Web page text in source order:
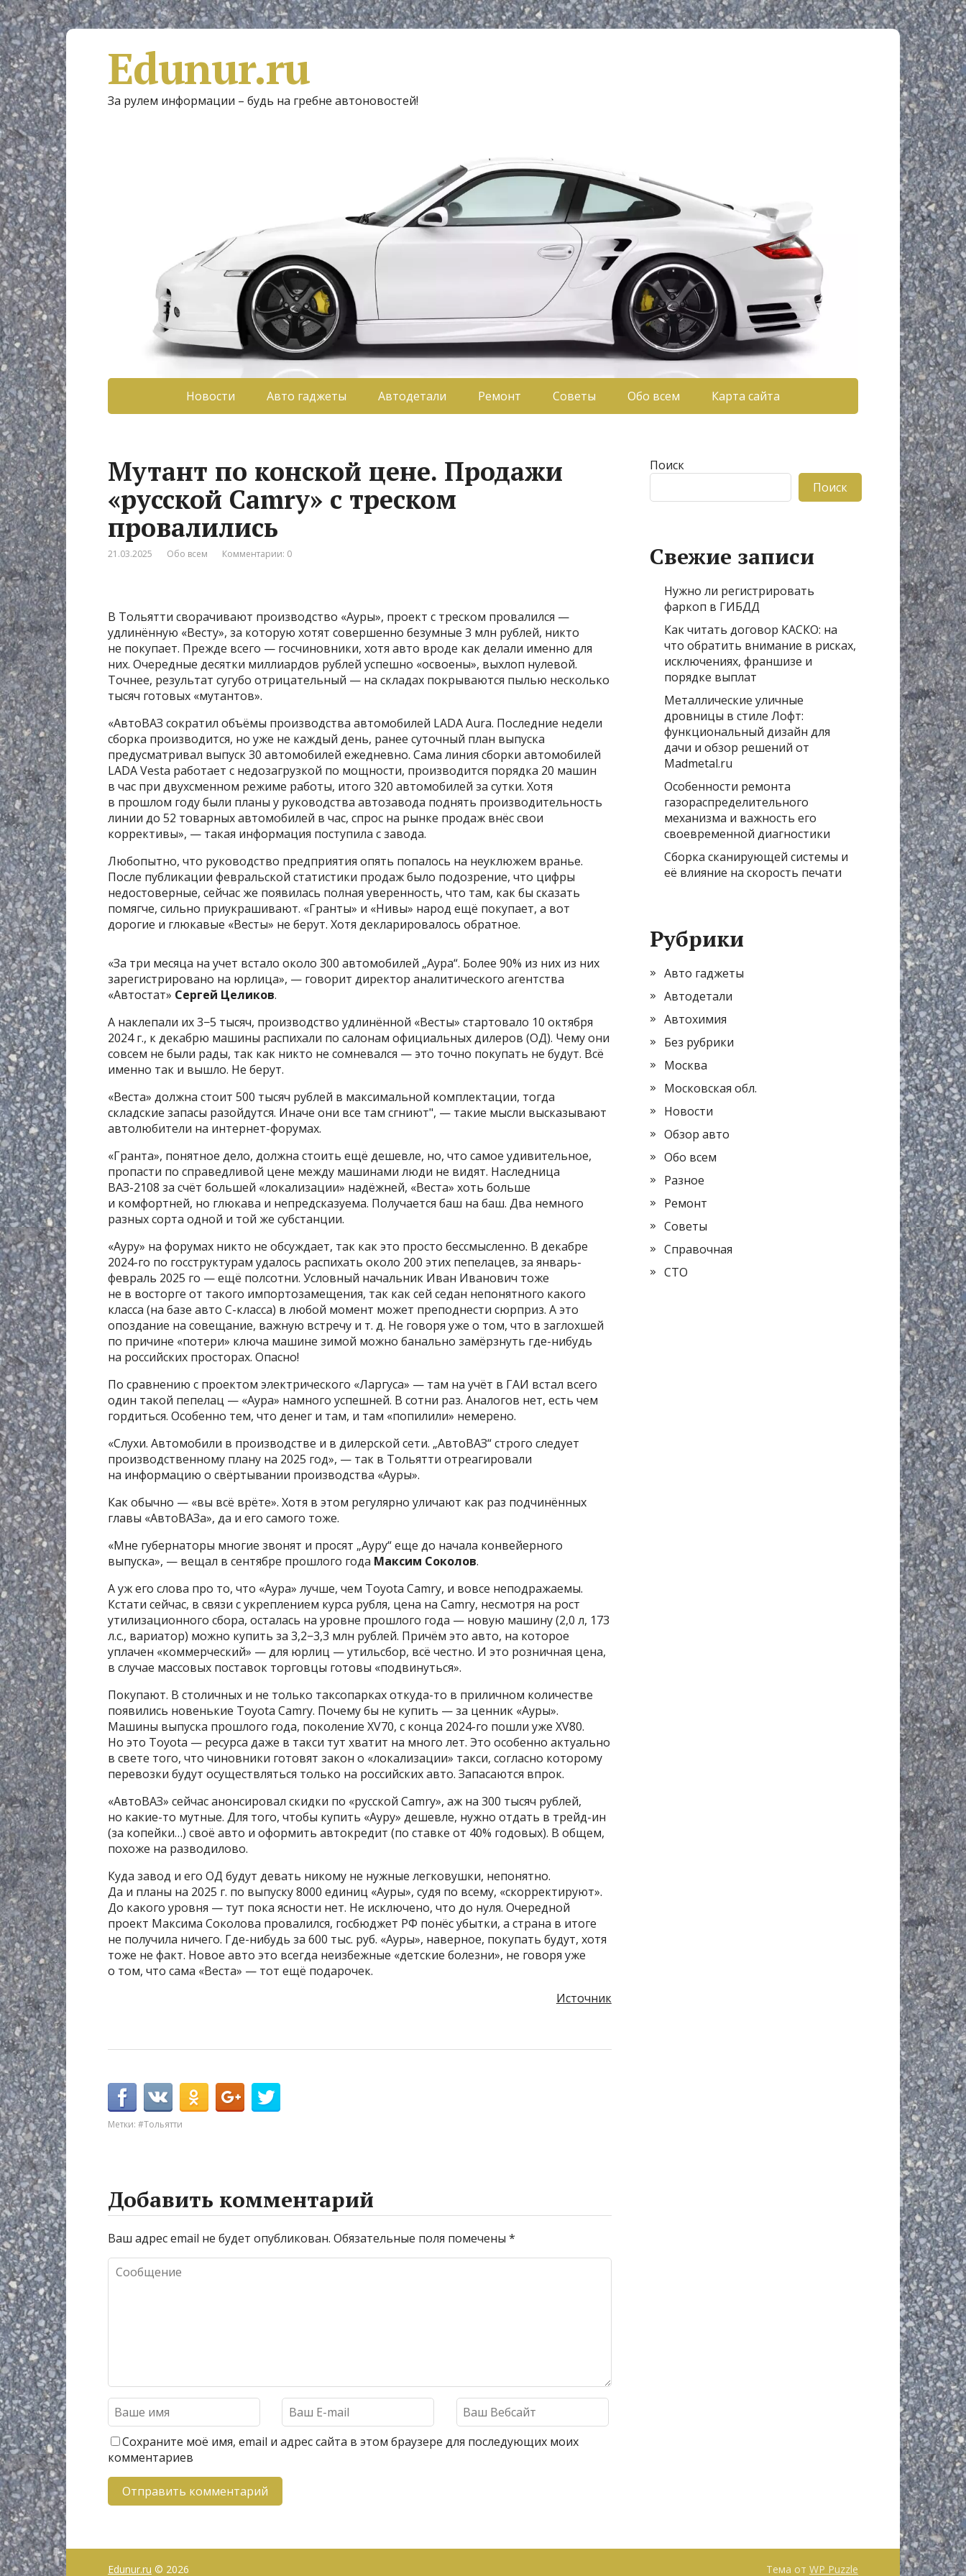
Edunur.ru
За рулем информации – будь на гребне автоновостей!
Новости Авто гаджеты Автодетали Ремонт Советы Обо всем Карта сайта
Мутант по конской цене. Продажи
«русской Camry» с треском
провалились
21.03.2025 Обо всем Комментарии: 0
В Тольятти сворачивают производство «Ауры», проект с треском провалился —
удлинённую «Весту», за которую хотят совершенно безумные 3 млн рублей, никто
не покупает. Прежде всего — госчиновники, хотя авто вроде как делали именно для
них. Очередные десятки миллиардов рублей успешно «освоены», выхлоп нулевой.
Точнее, результат сугубо отрицательный — на складах покрываются пылью несколько
тысяч готовых «мутантов».
«АвтоВАЗ сократил объёмы производства автомобилей LADA Aura. Последние недели
сборка производится, но уже не каждый день, ранее суточный план выпуска
предусматривал выпуск 30 автомобилей ежедневно. Сама линия сборки автомобилей
LADA Vesta работает с недозагрузкой по мощности, производится порядка 20 машин
в час при двухсменном режиме работы, итого 320 автомобилей за сутки. Хотя
в прошлом году были планы у руководства автозавода поднять производительность
линии до 52 товарных автомобилей в час, спрос на рынке продаж внёс свои
коррективы», — такая информация поступила с завода.
Любопытно, что руководство предприятия опять попалось на неуклюжем вранье.
После публикации февральской статистики продаж было подозрение, что цифры
недостоверные, сейчас же появилась полная уверенность, что там, как бы сказать
помягче, сильно приукрашивают. «Гранты» и «Нивы» народ ещё покупает, а вот
дорогие и глюкавые «Весты» не берут. Хотя декларировалось обратное.
«За три месяца на учет встало около 300 автомобилей „Аура“. Более 90% из них из них
зарегистрировано на юрлица», — говорит директор аналитического агентства
«Автостат» Сергей Целиков.
А наклепали их 3−5 тысяч, производство удлинённой «Весты» стартовало 10 октября
2024 г., к декабрю машины распихали по салонам официальных дилеров (ОД). Чему они
совсем не были рады, так как никто не сомневался — это точно покупать не будут. Всё
именно так и вышло. Не берут.
«Веста» должна стоит 500 тысяч рублей в максимальной комплектации, тогда
складские запасы разойдутся. Иначе они все там сгниют", — такие мысли высказывают
автолюбители на интернет-форумах.
«Гранта», понятное дело, должна стоить ещё дешевле, но, что самое удивительное,
пропасти по справедливой цене между машинами люди не видят. Наследница
ВАЗ-2108 за счёт большей «локализации» надёжней, «Веста» хоть больше
и комфортней, но глюкава и непредсказуема. Получается баш на баш. Два немного
разных сорта одной и той же субстанции.
«Ауру» на форумах никто не обсуждает, так как это просто бессмысленно. В декабре
2024-го по госструктурам удалось распихать около 200 этих пепелацев, за январь-
февраль 2025 го — ещё полсотни. Условный начальник Иван Иванович тоже
не в восторге от такого импортозамещения, так как сей седан непонятного какого
класса (на базе авто С-класса) в любой момент может преподнести сюрприз. А это
опоздание на совещание, важную встречу и т. д. Не говоря уже о том, что в заглохшей
по причине «потери» ключа машине зимой можно банально замёрзнуть где-нибудь
на российских просторах. Опасно!
По сравнению с проектом электрического «Ларгуса» — там на учёт в ГАИ встал всего
один такой пепелац — «Аура» намного успешней. В сотни раз. Аналогов нет, есть чем
гордиться. Особенно тем, что денег и там, и там «попилили» немерено.
«Слухи. Автомобили в производстве и в дилерской сети. „АвтоВАЗ“ строго следует
производственному плану на 2025 год», — так в Тольятти отреагировали
на информацию о свёртывании производства «Ауры».
Как обычно — «вы всё врёте». Хотя в этом регулярно уличают как раз подчинённых
главы «АвтоВАЗа», да и его самого тоже.
«Мне губернаторы многие звонят и просят „Ауру“ еще до начала конвейерного
выпуска», — вещал в сентябре прошлого года Максим Соколов.
А уж его слова про то, что «Аура» лучше, чем Toyota Camry, и вовсе неподражаемы.
Кстати сейчас, в связи с укреплением курса рубля, цена на Camry, несмотря на рост
утилизационного сбора, осталась на уровне прошлого года — новую машину (2,0 л, 173
л.с., вариатор) можно купить за 3,2−3,3 млн рублей. Причём это авто, на которое
уплачен «коммерческий» — для юрлиц — утильсбор, всё честно. И это розничная цена,
в случае массовых поставок торговцы готовы «подвинуться».
Покупают. В столичных и не только таксопарках откуда-то в приличном количестве
появились новенькие Toyota Camry. Почему бы не купить — за ценник «Ауры».
Машины выпуска прошлого года, поколение XV70, с конца 2024-го пошли уже XV80.
Но это Toyota — ресурса даже в такси тут хватит на много лет. Это особенно актуально
в свете того, что чиновники готовят закон о «локализации» такси, согласно которому
перевозки будут осуществляться только на российских авто. Запасаются впрок.
«АвтоВАЗ» сейчас анонсировал скидки по «русской Camry», аж на 300 тысяч рублей,
но какие-то мутные. Для того, чтобы купить «Ауру» дешевле, нужно отдать в трейд-ин
(за копейки…) своё авто и оформить автокредит (по ставке от 40% годовых). В общем,
похоже на разводилово.
Куда завод и его ОД будут девать никому не нужные легковушки, непонятно.
Да и планы на 2025 г. по выпуску 8000 единиц «Ауры», судя по всему, «скорректируют».
До какого уровня — тут пока ясности нет. Не исключено, что до нуля. Очередной
проект Максима Соколова провалился, госбюджет РФ понёс убытки, а страна в итоге
не получила ничего. Где-нибудь за 600 тыс. руб. «Ауры», наверное, покупать будут, хотя
тоже не факт. Новое авто это всегда неизбежные «детские болезни», не говоря уже
о том, что сама «Веста» — тот ещё подарочек.
Источник
Метки: #Тольятти
Добавить комментарий
Ваш адрес email не будет опубликован. Обязательные поля помечены *
Сохраните моё имя, email и адрес сайта в этом браузере для последующих моих
комментариев
Поиск
Поиск
Свежие записи
Нужно ли регистрировать
фаркоп в ГИБДД
Как читать договор КАСКО: на
что обратить внимание в рисках,
исключениях, франшизе и
порядке выплат
Металлические уличные
дровницы в стиле Лофт:
функциональный дизайн для
дачи и обзор решений от
Madmetal.ru
Особенности ремонта
газораспределительного
механизма и важность его
своевременной диагностики
Сборка сканирующей системы и
её влияние на скорость печати
Рубрики
Авто гаджеты
Автодетали
Автохимия
Без рубрики
Москва
Московская обл.
Новости
Обзор авто
Обо всем
Разное
Ремонт
Советы
Справочная
СТО
Edunur.ru © 2026 Тема от WP Puzzle